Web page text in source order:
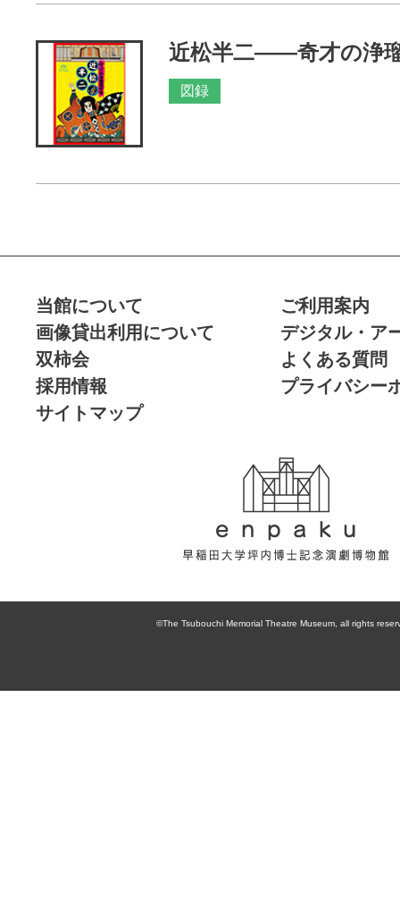
近松半二――奇才の浄
図録
当館について
ご利用案内
画像貸出利用について
デジタル・ア
双柿会
よくある質問
採用情報
プライバシー
サイトマップ
大学坪内博士記
念演劇博物館
©The Tsubouchi Memorial Theatre Museum, all rights